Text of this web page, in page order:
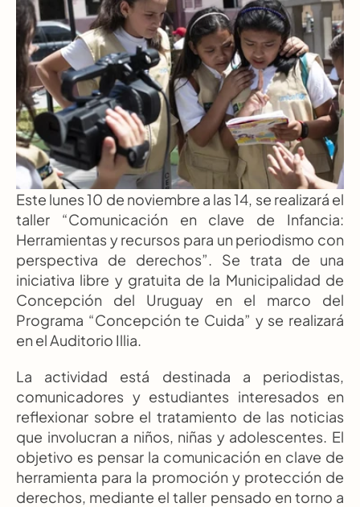
Este lunes 10 de noviembre a las 14, se realizará el
taller “Comunicación en clave de Infancia:
Herramientas y recursos para un periodismo con
perspectiva de derechos”. Se trata de una
iniciativa libre y gratuita de la Municipalidad de
Concepción del Uruguay en el marco del
Programa “Concepción te Cuida” y se realizará
en el Auditorio Illia.
La actividad está destinada a periodistas,
comunicadores y estudiantes interesados en
reflexionar sobre el tratamiento de las noticias
que involucran a niños, niñas y adolescentes. El
objetivo es pensar la comunicación en clave de
herramienta para la promoción y protección de
derechos, mediante el taller pensado en torno a